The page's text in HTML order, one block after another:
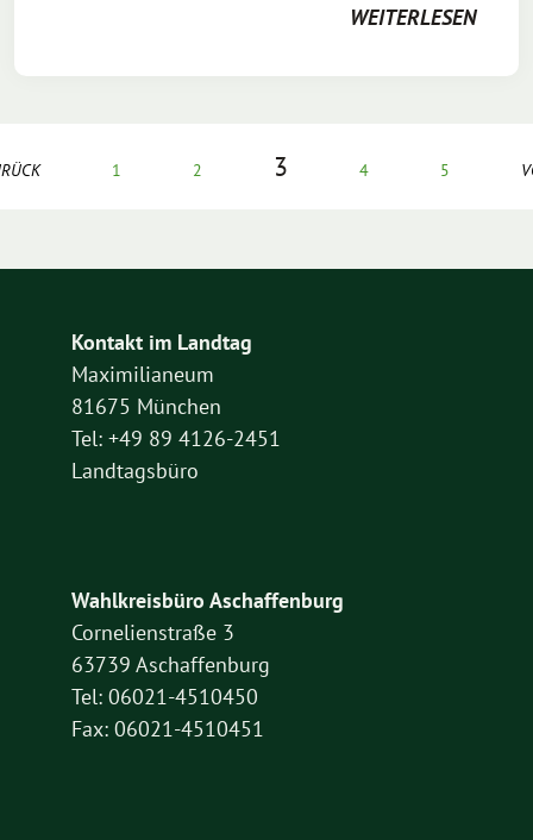
WEITERLESEN
1 2 3 4 5
Kontakt im Landtag
Maximilianeum
81675 München
Tel: +49 89 4126-2451
Landtagsbüro
Wahlkreisbüro Aschaffenburg
Cornelienstraße 3
63739 Aschaffenburg
Tel: 06021-4510450
Fax: 06021-4510451